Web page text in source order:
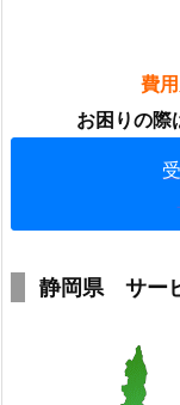
費
お困りの際
静岡県 サー